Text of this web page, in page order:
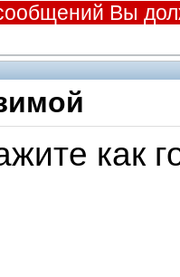
Вы
как